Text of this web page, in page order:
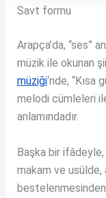
Savt formu
Arapça’da, “ses”
müzik ile okunan
müziği‘nde,
melodi cümleleri
anlamındadır.
Başka bir ifâdeyle,
makam ve usûlde,